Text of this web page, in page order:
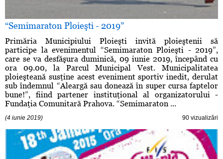
“Semimaraton Ploieşti - 2019”
Primăria Municipiului Ploieşti invită ploieştenii să
participe la evenimentul “Semimaraton Ploieşti - 2019”,
care se va desfăşura duminică, 09 iunie 2019, începând cu
ora 09.00, la Parcul Municipal Vest. Municipalitatea
ploieşteană susţine acest eveniment sportiv inedit, derulat
sub îndemnul “Aleargă sau donează în super cursa faptelor
bune!”, fiind partener instituţional al organizatorului -
Fundaţia Comunitară Prahova. “Semimaraton ...
(4 iunie 2019) 90 vizualizări